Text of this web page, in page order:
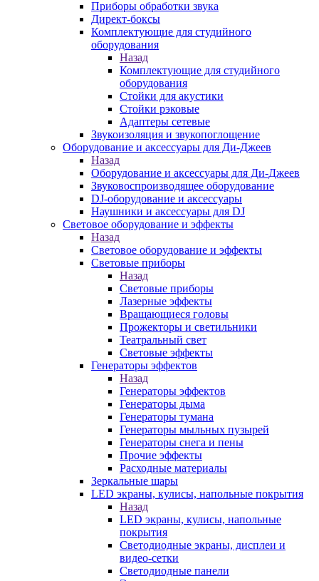
Приборы обработки звука
Директ-боксы
Комплектующие для студийного
оборудования
Назад
Комплектующие для студийного
оборудования
Стойки для акустики
Стойки рэковые
Адаптеры сетевые
Звукоизоляция и звукопоглощение
Оборудование и аксессуары для Ди-Джеев
Назад
Оборудование и аксессуары для Ди-Джеев
Звуковоспроизводящее оборудование
DJ-оборудование и аксессуары
Наушники и аксессуары для DJ
Световое оборудование и эффекты
Назад
Световое оборудование и эффекты
Световые приборы
Назад
Световые приборы
Лазерные эффекты
Вращающиеся головы
Прожекторы и светильники
Театральный свет
Световые эффекты
Генераторы эффектов
Назад
Генераторы эффектов
Генераторы дыма
Генераторы тумана
Генераторы мыльных пузырей
Генераторы снега и пены
Прочие эффекты
Расходные материалы
Зеркальные шары
LED экраны, кулисы, напольные покрытия
Назад
LED экраны, кулисы, напольные
покрытия
Светодиодные экраны, дисплеи и
видео-сетки
Светодиодные панели